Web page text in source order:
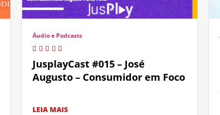
Áudio e Podcasts
JusplayCast #015 – José
Augusto – Consumidor em Foco
LEIA MAIS